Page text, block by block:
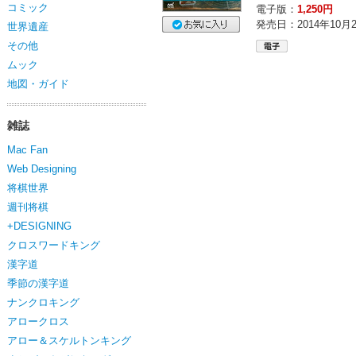
電子版： 1,250円
発売日：2014年10月
コミック
世界遺産
その他
ムック
地図・ガイド
雑誌
Mac Fan
Web Designing
将棋世界
週刊将棋
+DESIGNING
クロスワードキング
漢字道
季節の漢字道
ナンクロキング
アロークロス
アロー＆スケルトンキング